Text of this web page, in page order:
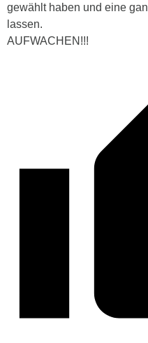
gewählt haben und eine
lassen.
AUFWACHEN!!!